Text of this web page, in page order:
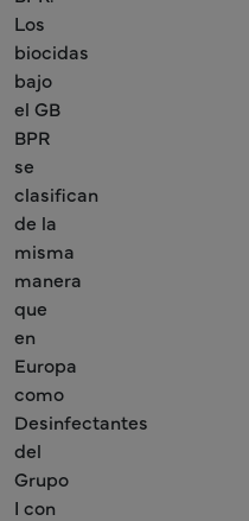
Los
biocidas
bajo
el GB
BPR
se
clasifican
de la
misma
manera
que
en
Europa
como
Desinfectantes
del
Grupo
I con